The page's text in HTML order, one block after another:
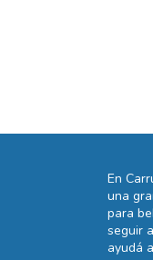
En
una
para
seguir
ayudá